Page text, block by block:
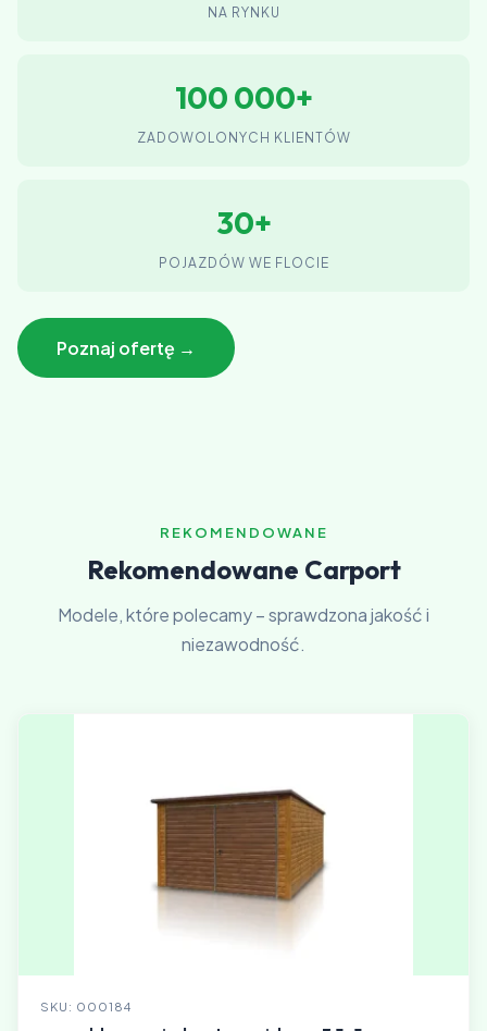
NA RYNKU
100 000+
ZADOWOLONYCH KLIENTÓW
30+
POJAZDÓW WE FLOCIE
Poznaj ofertę →
REKOMENDOWANE
Rekomendowane Carport
Modele, które polecamy – sprawdzona jakość i
niezawodność.
SKU: 000184